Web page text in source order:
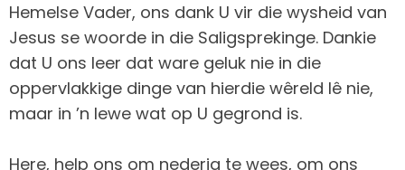
Hemelse Vader, ons dank U vir die wysheid van
Jesus se woorde in die Saligsprekinge. Dankie
dat U ons leer dat ware geluk nie in die
oppervlakkige dinge van hierdie wêreld lê nie,
maar in ’n lewe wat op U gegrond is.
Here, help ons om nederig te wees, om ons